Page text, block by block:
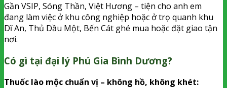
Gần VSIP, Sóng Thần, Việt Hương – tiện cho anh em
đang làm việc ở khu công nghiệp hoặc ở trọ quanh khu
Dĩ An, Thủ Dầu Một, Bến Cát ghé mua hoặc đặt giao tận
nơi.
Có gì tại đại lý Phú Gia Bình Dương?
Thuốc lào mộc chuẩn vị – không hồ, không khét: